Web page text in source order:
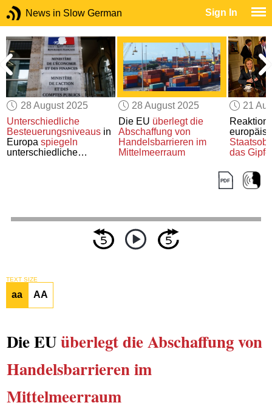
News in Slow German Sign In
28 August 2025
Unterschiedliche
Besteuerungsniveaus in
Europaspiegeln
unterschiedliche
28 August 2025
Die EU überlegt die
Abschaffung von
Handelsbarrieren im
Mittelmeerraum
21
das
Putin
TEXT SIZE
aa AA
Die EUüberlegtdie Abschaffung von
Handelsbarrieren im
Mittelmeerraum